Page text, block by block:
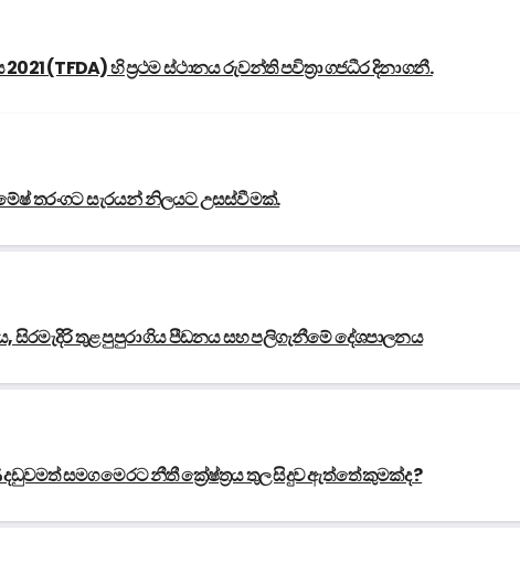
(TFDA) හි ප්‍රථම ස්ථානය රුවන්ති පවිත්‍රා ගජධීර දිනා ගනී.
තරංගට සැරයන් නිලයට උසස්වීමක්.
සිරමැදිරි තුළ පුපුරා ගිය පීඩනය සහ පලිගැනීමේ දේශපාලනය
සමග මෙරට නීතී ක්‍රේෂ්ත්‍රය තුල සිදුව ඇත්තේ කුමක්ද ?